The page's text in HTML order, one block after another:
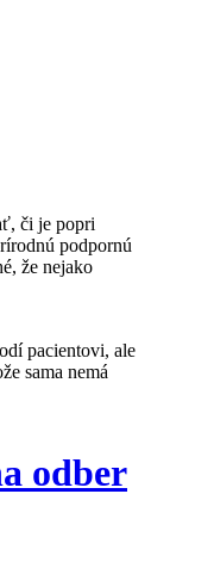
či je popri
podpornú
že nejako
pacientovi, ale
sama nemá
odber